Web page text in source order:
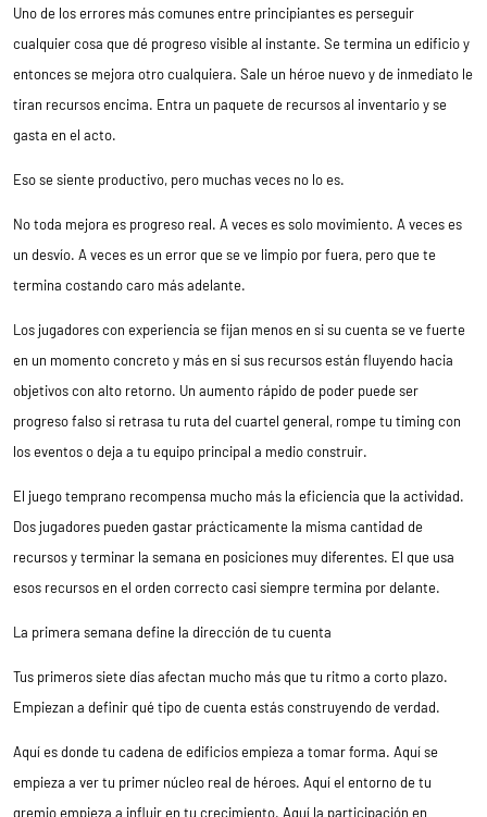
Uno de los errores más comunes entre principiantes es perseguir
cualquier cosa que dé progreso visible al instante. Se termina un edificio y
entonces se mejora otro cualquiera. Sale un héroe nuevo y de inmediato le
tiran recursos encima. Entra un paquete de recursos al inventario y se
gasta en el acto.
Eso se siente productivo, pero muchas veces no lo es.
No toda mejora es progreso real. A veces es solo movimiento. A veces es
un desvío. A veces es un error que se ve limpio por fuera, pero que te
termina costando caro más adelante.
Los jugadores con experiencia se fijan menos en si su cuenta se ve fuerte
en un momento concreto y más en si sus recursos están fluyendo hacia
objetivos con alto retorno. Un aumento rápido de poder puede ser
progreso falso si retrasa tu ruta del cuartel general, rompe tu timing con
los eventos o deja a tu equipo principal a medio construir.
El juego temprano recompensa mucho más la eficiencia que la actividad.
Dos jugadores pueden gastar prácticamente la misma cantidad de
recursos y terminar la semana en posiciones muy diferentes. El que usa
esos recursos en el orden correcto casi siempre termina por delante.
La primera semana define la dirección de tu cuenta
Tus primeros siete días afectan mucho más que tu ritmo a corto plazo.
Empiezan a definir qué tipo de cuenta estás construyendo de verdad.
Aquí es donde tu cadena de edificios empieza a tomar forma. Aquí se
empieza a ver tu primer núcleo real de héroes. Aquí el entorno de tu
gremio empieza a influir en tu crecimiento. Aquí la participación en